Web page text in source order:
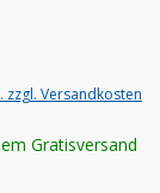
zzgl. Versandkosten
Gratisversand